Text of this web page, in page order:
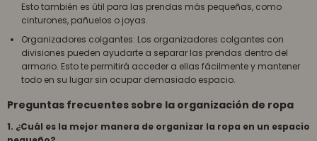
Esto también es útil para las prendas más pequeñas, como
cinturones, pañuelos o joyas.
Organizadores colgantes: Los organizadores colgantes con
divisiones pueden ayudarte a separar las prendas dentro del
armario. Esto te permitirá acceder a ellas fácilmente y mantener
todo en su lugar sin ocupar demasiado espacio.
Preguntas frecuentes sobre la organización de ropa
1. ¿Cuál es la mejor manera de organizar la ropa en un espacio